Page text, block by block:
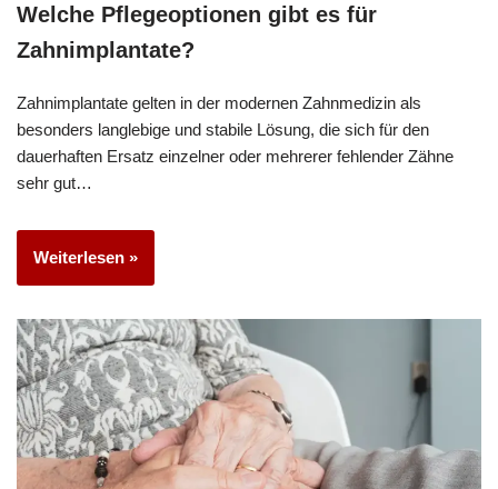
Welche Pflegeoptionen gibt es für
Zahnimplantate?
Zahnimplantate gelten in der modernen Zahnmedizin als
besonders langlebige und stabile Lösung, die sich für den
dauerhaften Ersatz einzelner oder mehrerer fehlender Zähne
sehr gut…
Weiterlesen »